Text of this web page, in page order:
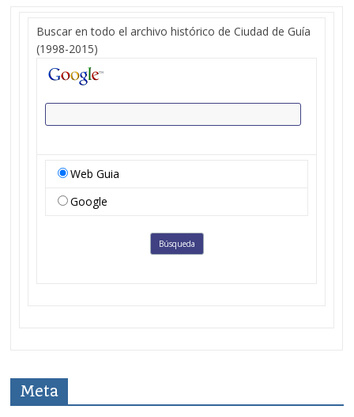
Buscar en todo el archivo histórico de Ciudad de Guía
(1998-2015)
Web Guia
Google
Meta